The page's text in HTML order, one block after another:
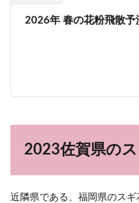
2026年 春の花粉飛散
2023佐賀県の
近隣県である、福岡県のス